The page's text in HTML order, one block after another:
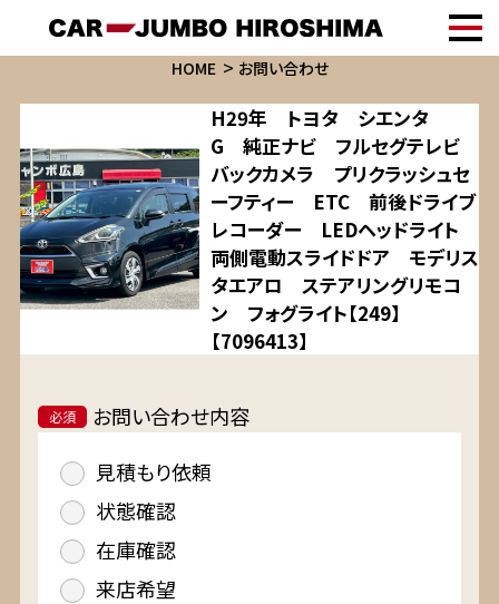
HOME お問い合わせ
H29年 トヨタ シエンタ
G 純正ナビ フルセグテレビ
バックカメラ プリクラッシュセ
ーフティー ETC 前後ドライブ
レコーダー LEDヘッドライト
両側電動スライドドア モデリス
タエアロ ステアリングリモコ
ン フォグライト【249】
【7096413】
必須
お問い合わせ内容
見積もり依頼
状態確認
在庫確認
来店希望